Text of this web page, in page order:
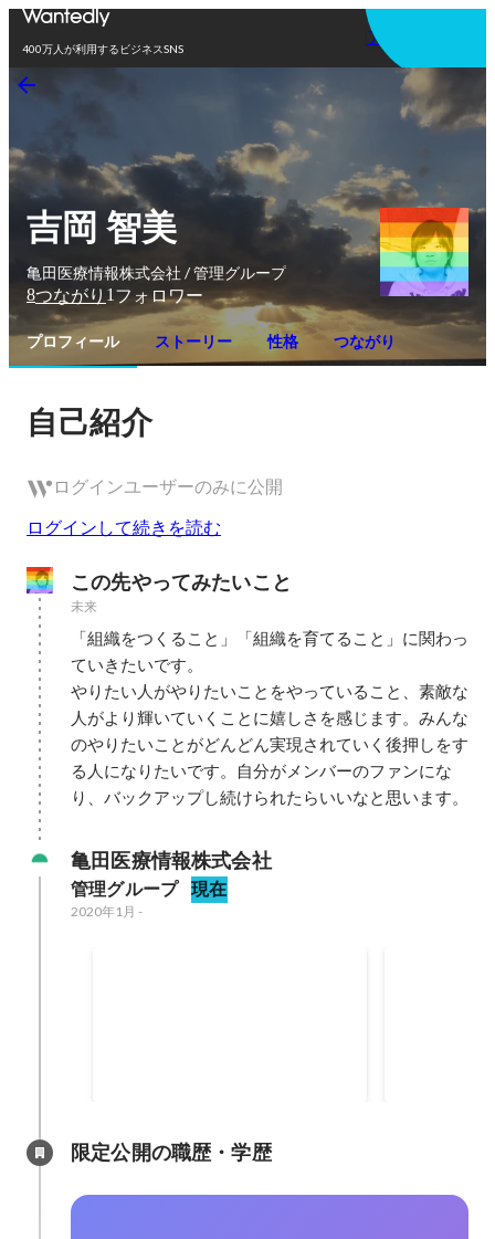
400万人が利用するビジネスSNS
アプリを使う
吉岡 智美
亀田医療情報株式会社 / 管理グループ
8つながり 1 フォロワー
プロフィール ストーリー 性格 つながり
自己紹介
ログインユーザーのみに公開
ログインして続きを読む
この先やってみたいこと
未来
「組織をつくること」「組織を育てること」に関わっ
ていきたいです。
やりたい人がやりたいことをやっていること、素敵な
人がより輝いていくことに嬉しさを感じます。みんな
のやりたいことがどんどん実現されていく後押しをす
る人になりたいです。自分がメンバーのファンにな
り、バックアップし続けられたらいいなと思います。
亀田医療情報株式会社
管理グループ 現在
2020年1月 -
限定公開の職歴・学歴